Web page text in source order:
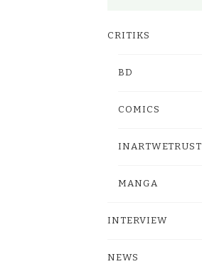
CRITIKS
BD
COMICS
INARTWETRUST
MANGA
INTERVIEW
NEWS